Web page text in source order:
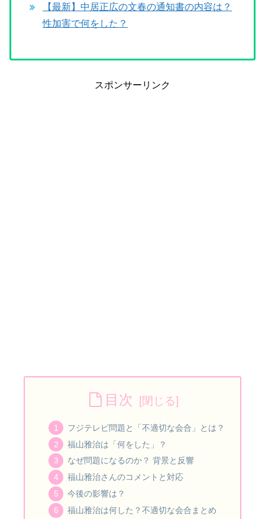
【最新】中居正広の文春の通知書の内容は？
性加害で何をした？
スポンサーリンク
目次
フジテレビ問題と「不適切な会合」とは？
福山雅治は「何をした」？
なぜ問題になるのか？ 背景と反響
福山雅治さんのコメントと対応
今後の影響は？
福山雅治は何した？不適切な会合まとめ